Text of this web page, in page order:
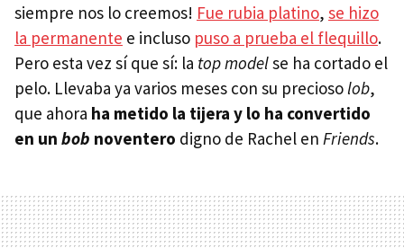
siempre nos lo creemos! Fue rubia platino, se hizo
la permanente e incluso puso a prueba el flequillo.
Pero esta vez sí que sí: la top modelse ha cortado el
pelo. Llevaba ya varios meses con su preciosolob,
que ahora ha metido la tijera y lo ha convertido
en un bob noventero digno de Rachel en Friends.